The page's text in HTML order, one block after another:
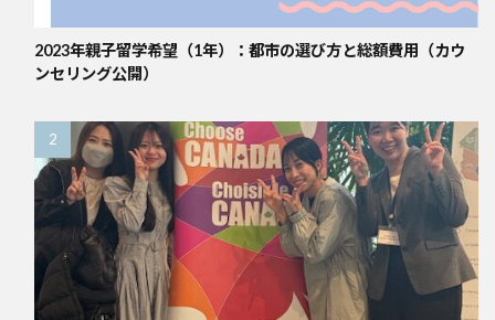
2023年親子留学希望（1年）：都市の選び方と総額費用（カウ
ンセリング公開）